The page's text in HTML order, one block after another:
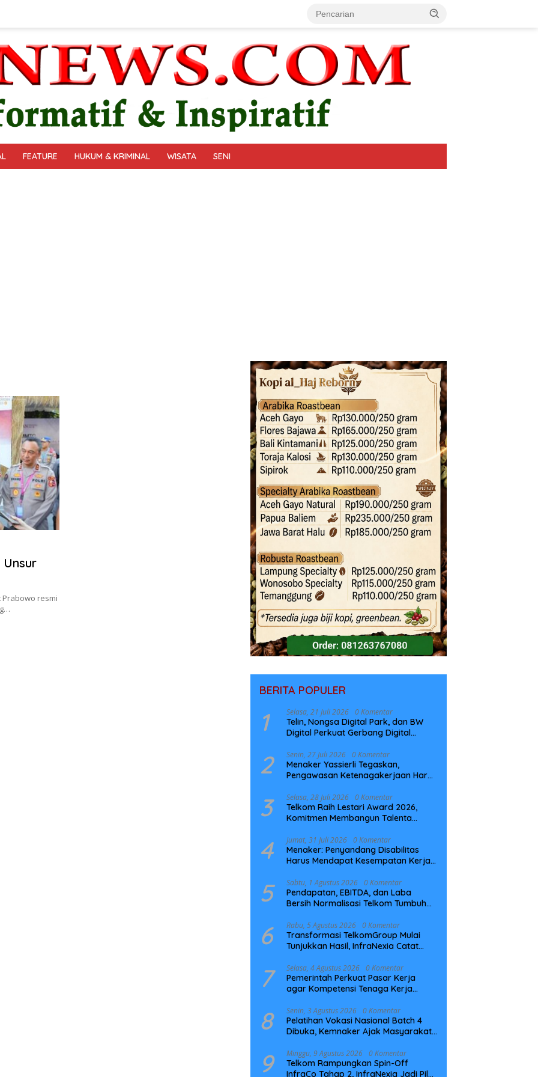
FEATURE HUKUM & KRIMINAL WISATA SENI
Prabowo resmi
BERITA POPULER
1 Selasa, 21 Juli 2026 0 Komentar
Telin, Nongsa Digital Park, dan BW
Digital Perkuat Gerbang Digital
NCC
2 Senin, 27 Juli 2026 0 Komentar
Menaker Yassierli Tegaskan,
Pengawasan Ketenagakerjaan Harus
3 Selasa, 28 Juli 2026 0 Komentar
Telkom Raih Lestari Award 2026,
Komitmen Membangun Talenta
4 Jumat, 31 Juli 2026 0 Komentar
Menaker: Penyandang Disabilitas
Harus Mendapat Kesempatan Kerja
5 Sabtu, 1 Agustus 2026 0 Komentar
Pendapatan, EBITDA, dan Laba
Bersih Normalisasi Telkom Tumbuh
6 Rabu, 5 Agustus 2026 0 Komentar
Transformasi TelkomGroup Mulai
Tunjukkan Hasil, InfraNexia Catat
Digital Nasional
7 Selasa, 4 Agustus 2026 0 Komentar
Pemerintah Perkuat Pasar Kerja
agar Kompetensi Tenaga Kerja
8 Senin, 3 Agustus 2026 0 Komentar
Pelatihan Vokasi Nasional Batch 4
Dibuka, Kemnaker Ajak Masyarakat
9 Minggu, 9 Agustus 2026 0 Komentar
Telkom Rampungkan Spin-Off
InfraCo Tahap 2, InfraNexia Jadi Pilar